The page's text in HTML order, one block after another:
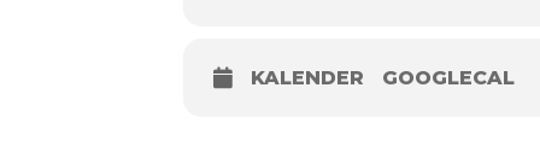
KALENDER GOOGLECAL